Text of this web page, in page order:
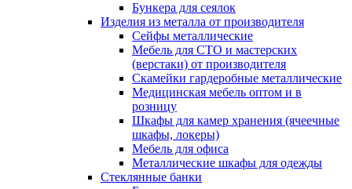
Бункера для сеялок
Изделия из металла от производителя
Сейфы металлические
Мебель для СТО и мастерских
(верстаки) от производителя
Скамейки гардеробные металлические
Медицинская мебель оптом и в
розницу
Шкафы для камер хранения (ячеечные
шкафы, локеры)
Мебель для офиса
Металлические шкафы для одежды
Стеклянные банки